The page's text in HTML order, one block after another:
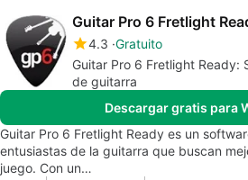
Guitar Pro 6 Fretlight
4.3 Gratuito
Guitar Pro 6 Fretlight Ready:
de guitarra
Descargar gratis para
Guitar Pro 6 Fretlight Ready es un
entusiastas de la guitarra que buscan
juego. Con un…